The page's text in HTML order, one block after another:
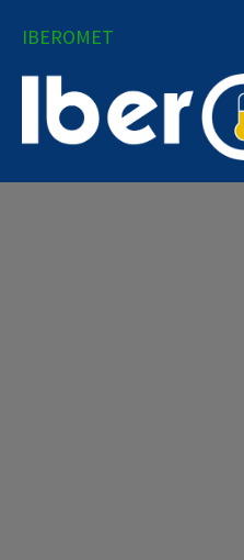
IBEROMET